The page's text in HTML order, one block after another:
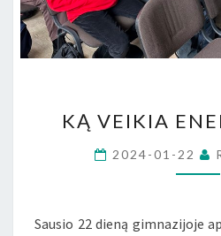
KĄ VEIKIA
2024-01-22
Sausio 22 dieną gimnazijoje